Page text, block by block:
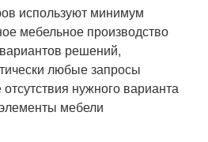
используют минимум
мебельное производство
решений,
любые запросы
нужного варианта
мебели